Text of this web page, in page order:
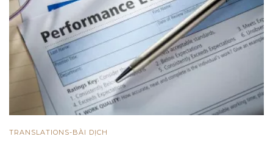
TRANSLATIONS-BÀI DỊCH